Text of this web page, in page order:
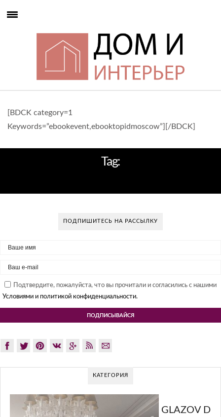
[BDCK category=1
Keywords=”ebookevent,ebooktopidmoscow”][/BDCK]
Tag:
ПОДПИШИТЕСЬ НА РАССЫЛКУ
Подтвердите, пожалуйста, что вы прочитали и согласились с нашими
Условиями и политикой конфиденциальности.
КАТЕГОРИЯ